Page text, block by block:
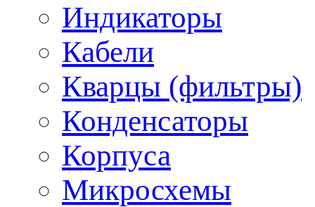
Индикаторы
Кабели
Кварцы (фильтры)
Конденсаторы
Корпуса
Микросхемы